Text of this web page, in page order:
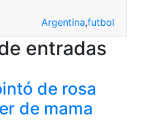
Argentina,futbol
entradas
de rosa
de mama